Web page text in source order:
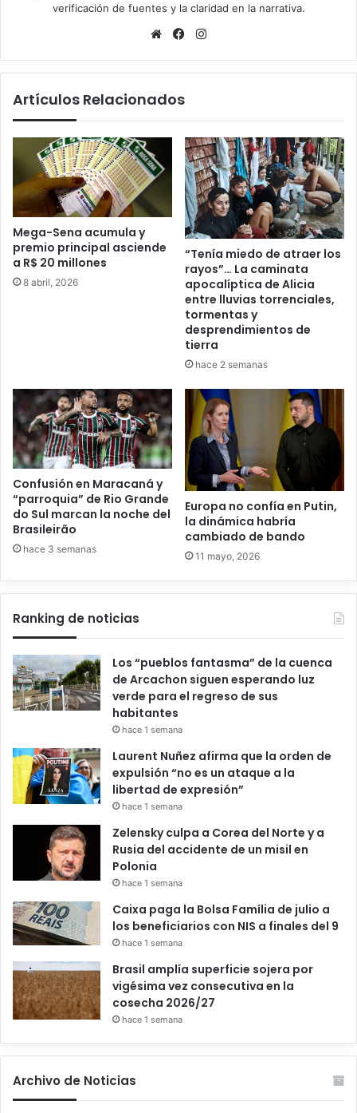
verificación de fuentes y la claridad en la narrativa.
Sitio
Facebook
Artículos Relacionados
Mega-Sena acumula y
premio principal asciende
a R$ 20 millones
8 abril, 2026
“Tenía miedo de atraer los
rayos”… La caminata
apocalíptica de Alicia
entre lluvias torrenciales,
tormentas y
desprendimientos de
tierra
hace 2 semanas
Confusión en Maracaná y
“parroquia” de Rio Grande
do Sul marcan la noche del
Brasileirão
hace 3 semanas
Europa no confía en Putin,
la dinámica habría
cambiado de bando
11 mayo, 2026
Ranking de noticias
Los “pueblos fantasma” de la cuenca
de Arcachon siguen esperando luz
verde para el regreso de sus
habitantes
hace 1 semana
Laurent Nuñez afirma que la orden de
expulsión “no es un ataque a la
libertad de expresión”
hace 1 semana
Zelensky culpa a Corea del Norte y a
Rusia del accidente de un misil en
Polonia
hace 1 semana
Caixa paga la Bolsa Família de julio a
los beneficiarios con NIS a finales del 9
hace 1 semana
Brasil amplía superficie sojera por
vigésima vez consecutiva en la
cosecha 2026/27
hace 1 semana
Archivo de Noticias